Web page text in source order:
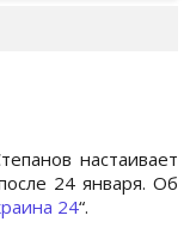
настаивает
24 января. Об
24“.